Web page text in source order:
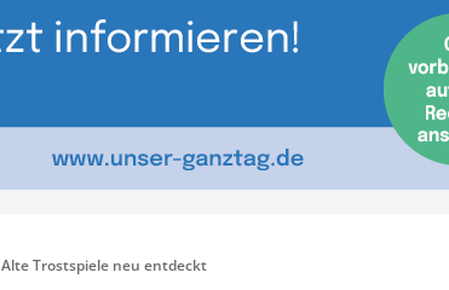
Alte Trostspiele neu entdeckt